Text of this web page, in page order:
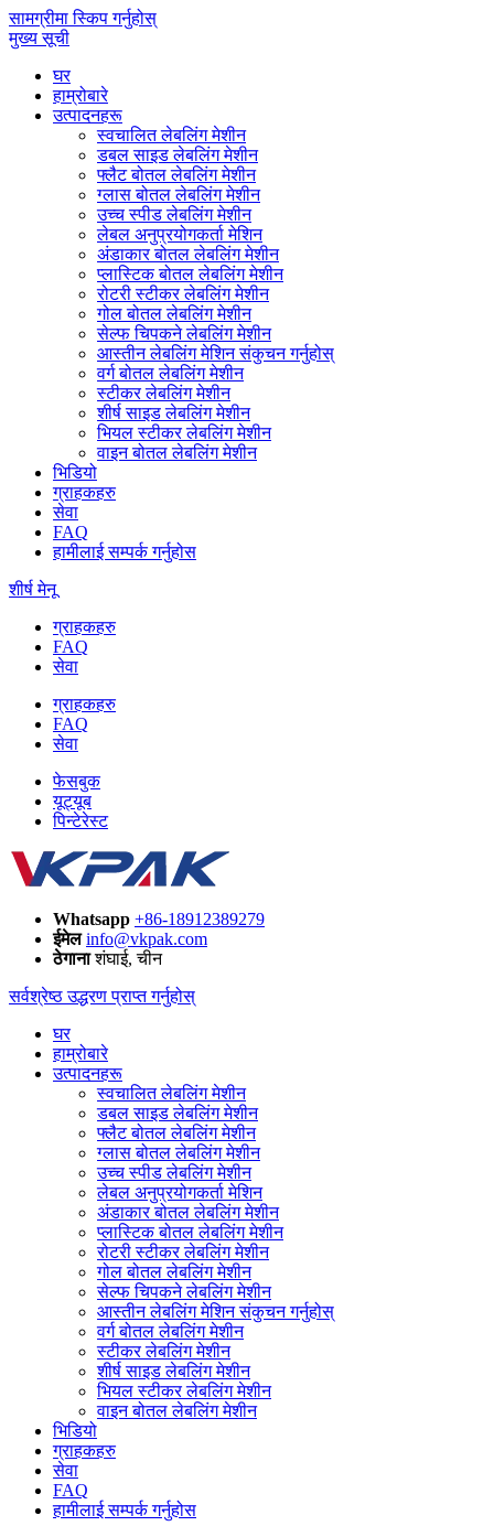
सामग्रीमा स्किप गर्नुहोस्
मुख्य सूची
घर
हाम्रोबारे
उत्पादनहरू
स्वचालित लेबलिंग मेशीन
डबल साइड लेबलिंग मेशीन
फ्लैट बोतल लेबलिंग मेशीन
ग्लास बोतल लेबलिंग मेशीन
उच्च स्पीड लेबलिंग मेशीन
लेबल अनुप्रयोगकर्ता मेशिन
अंडाकार बोतल लेबलिंग मेशीन
प्लास्टिक बोतल लेबलिंग मेशीन
रोटरी स्टीकर लेबलिंग मेशीन
गोल बोतल लेबलिंग मेशीन
सेल्फ चिपकने लेबलिंग मेशीन
आस्तीन लेबलिंग मेशिन संकुचन गर्नुहोस्
वर्ग बोतल लेबलिंग मेशीन
स्टीकर लेबलिंग मेशीन
शीर्ष साइड लेबलिंग मेशीन
भियल स्टीकर लेबलिंग मेशीन
वाइन बोतल लेबलिंग मेशीन
भिडियो
ग्राहकहरु
सेवा
FAQ
हामीलाई सम्पर्क गर्नुहोस
शीर्ष मेनू
ग्राहकहरु
FAQ
सेवा
ग्राहकहरु
FAQ
सेवा
फेसबुक
यूट्यूब
पिन्टेरेस्ट
Whatsapp +86-18912389279
ईमेल info@vkpak.com
ठेगानाशंघाई, चीन
सर्वश्रेष्ठ उद्धरण प्राप्त गर्नुहोस्
घर
हाम्रोबारे
उत्पादनहरू
स्वचालित लेबलिंग मेशीन
डबल साइड लेबलिंग मेशीन
फ्लैट बोतल लेबलिंग मेशीन
ग्लास बोतल लेबलिंग मेशीन
उच्च स्पीड लेबलिंग मेशीन
लेबल अनुप्रयोगकर्ता मेशिन
अंडाकार बोतल लेबलिंग मेशीन
प्लास्टिक बोतल लेबलिंग मेशीन
रोटरी स्टीकर लेबलिंग मेशीन
गोल बोतल लेबलिंग मेशीन
सेल्फ चिपकने लेबलिंग मेशीन
आस्तीन लेबलिंग मेशिन संकुचन गर्नुहोस्
वर्ग बोतल लेबलिंग मेशीन
स्टीकर लेबलिंग मेशीन
शीर्ष साइड लेबलिंग मेशीन
भियल स्टीकर लेबलिंग मेशीन
वाइन बोतल लेबलिंग मेशीन
भिडियो
ग्राहकहरु
सेवा
FAQ
हामीलाई सम्पर्क गर्नुहोस